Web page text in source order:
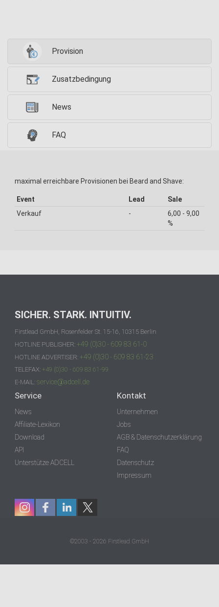
Provision
Zusatzbedingung
News
FAQ
maximal erreichbare Provisionen bei Beard and Shave:
Event Lead
Sale
Verkauf
-
6,00 - 9,00
%
SICHER. STARK. INTUITIV.
Firstlead GmbH, Rosenfelder St. 15-16, 10315 Berlin
HOTLINE PUBLISHER: +49 (0)30 - 609 83 61-0
HOTLINE ADVERTISER: +49 (0)30 - 609 83 61-23
TELEFAX: +49 (0)30 - 609 83 61-99
E-MAIL: service@adcell.de
Service
News
Affiliate-Lexikon
Download
API
Unterstütze ADCELL
Kontakt
Unternehmen
Jobs
AGB & Datenschutzerklärung
FAQ
Datenschutz
Impressum
©2003 - 2026 Firstlead GmbH